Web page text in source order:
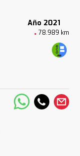
Año 2021
78.989 km